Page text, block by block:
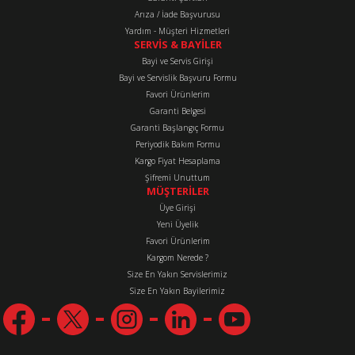
Gönder
Arıza / İade Başvurusu
Yardım - Müşteri Hizmetleri
SERVİS & BAYİLER
Bayi ve Servis Girişi
Bayi ve Servislik Başvuru Formu
Favori Ürünlerim
Garanti Belgesi
Garanti Başlangıç Formu
Periyodik Bakım Formu
Kargo Fiyat Hesaplama
Şifremi Unuttum
MÜŞTERİLER
Üye Girişi
Yeni Üyelik
Favori Ürünlerim
Kargom Nerede ?
Size En Yakın Servislerimiz
Size En Yakın Bayilerimiz